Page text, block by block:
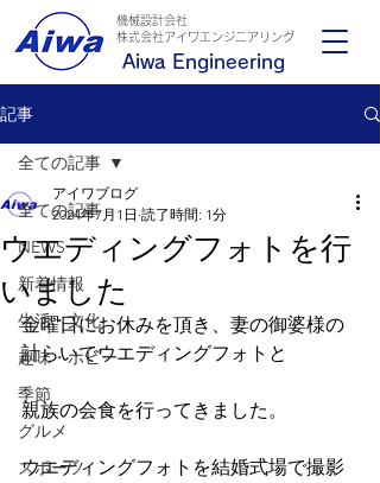
Aiwa Engineering
機械設計会社
​株式会社アイワエンジニアリング
記事
全ての記事
NEWS
新着情報
生活・文化
趣味・ホビー
季節
グルメ
スポーツ
全ての記事
ウエディングフォトを行
いました
アイワブログ
2024年7月1日 読了時間: 1分
金曜日にお休みを頂き、妻の御婆様の
計らいでウエディングフォトと
親族の会食を行ってきました。
ウエディングフォトを結婚式場で撮影